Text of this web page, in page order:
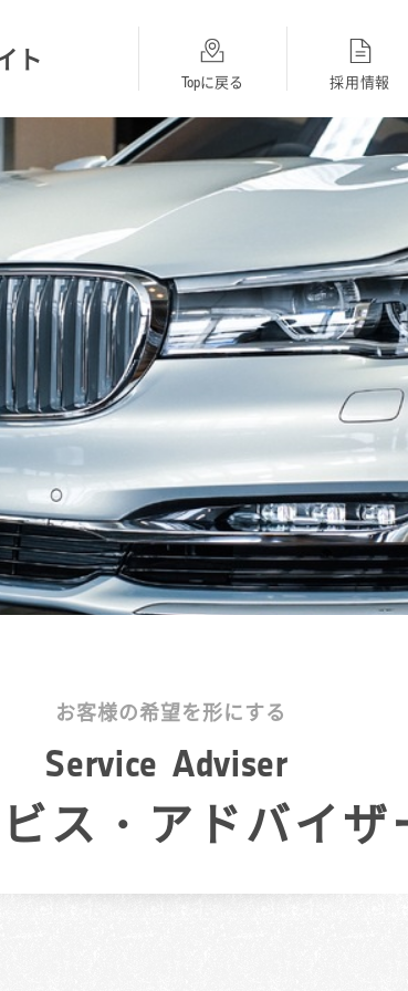
ト
Topに戻る
採用Topに戻る
採用情報
Service Adviser
ス・アドバイザ
お客様の希望を形にする